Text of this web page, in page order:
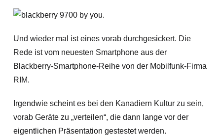
Und wieder mal ist eines vorab durchgesickert. Die
Rede ist vom neuesten Smartphone aus der
Blackberry-Smartphone-Reihe von der Mobilfunk-Firma
RIM.
Irgendwie scheint es bei den Kanadiern Kultur zu sein,
vorab Geräte zu „verteilen“, die dann lange vor der
eigentlichen Präsentation gestestet werden.